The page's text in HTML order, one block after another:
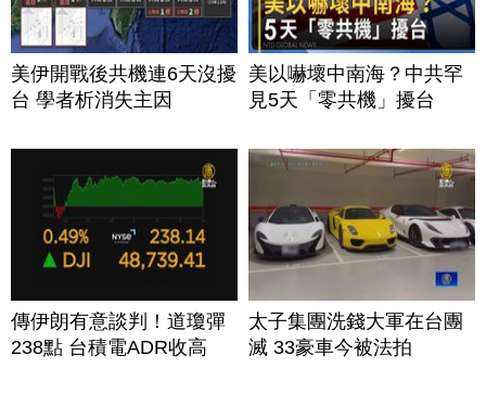
美伊開戰後共機連6天沒擾
台 學者析消失主因
美以嚇壞中南海？中共罕
見5天「零共機」擾台
傳伊朗有意談判！道瓊彈
238點 台積電ADR收高
太子集團洗錢大軍在台團
滅 33豪車今被法拍